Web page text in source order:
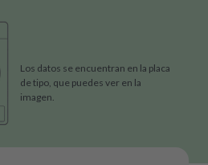
Los datos se encuentran en la placa
de tipo, que puedes ver en la
imagen.